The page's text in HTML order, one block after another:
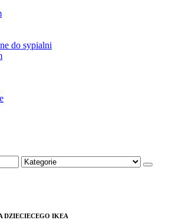
do sypialni
DZIECIECEGO IKEA